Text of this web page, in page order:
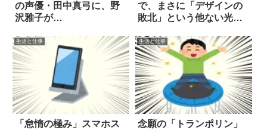
の声優・田中真弓に、野
沢雅子が…
で、まさに「デザインの
敗北」という他ない光景
生活と仕事
「怠惰の極み」スマホス
生活と仕事
念願の「トランポリン」